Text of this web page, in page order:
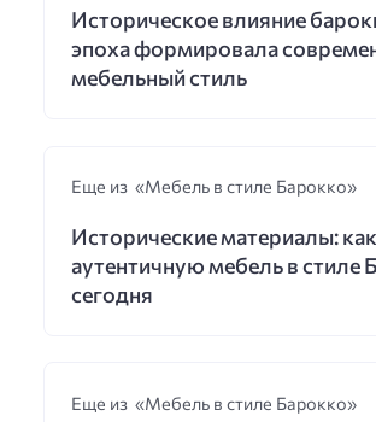
Историческое влияние
эпоха формировала
мебельный стиль
Еще из «Мебель в стиле Барокко»
Исторические материалы:
аутентичную мебель в стиле
сегодня
Еще из «Мебель в стиле Барокко»